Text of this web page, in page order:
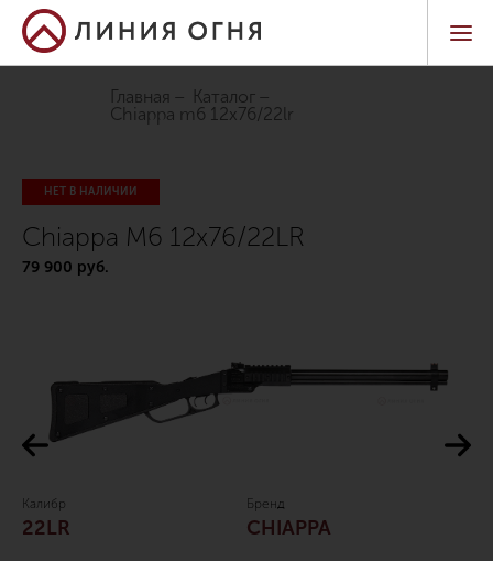
Главная
Каталог
chiappa m6 12x76/22lr
НЕТ В НАЛИЧИИ
Chiappa M6 12x76/22LR
79 900 руб.
Калибр
22LR
Бренд
CHIAPPA